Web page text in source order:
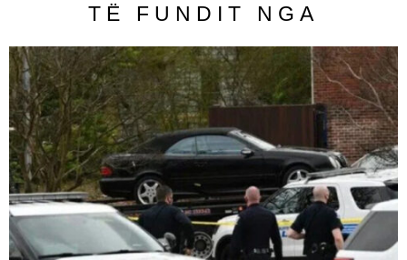
TË FUNDIT NGA